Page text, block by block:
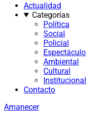
Actualidad
Categorías
Política
Social
Policial
Espectáculo
Ambiental
Cultural
Institucional
Contacto
Amanecer